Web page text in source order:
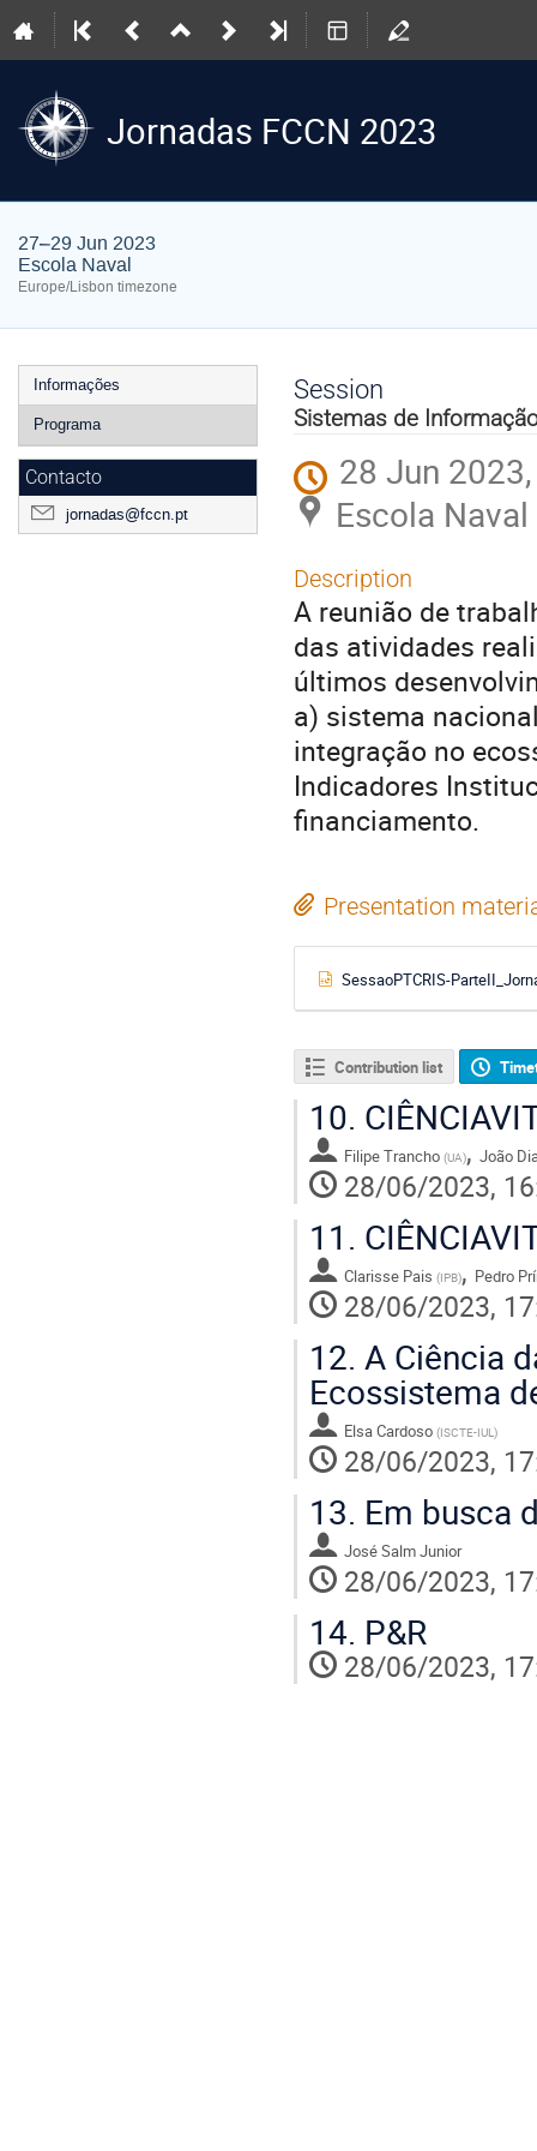
Jornadas FCCN 2023
27–29 Jun 2023
Escola Naval
Europe/Lisbon timezone
Event
menu
Informações
Programa
Contacto
jornadas@fccn.pt
Session
Sistemas de
28 Jun
Escola Naval
Description
A reunião de
das atividades
últimos
a) sistema
integração no
Indicadores
financiamento.
Presentation
SessaoPTCRIS-
Contribution list
10.
Filipe Trancho (UA), João
28/06/2023,
11.
Clarisse Pais (IPB), Pedro
28/06/2023,
12. A Ciência
Ecossistema
Elsa Cardoso (ISCTE-IUL)
28/06/2023,
13. Em busca
José Salm Junior
28/06/2023,
14. P&R
28/06/2023,